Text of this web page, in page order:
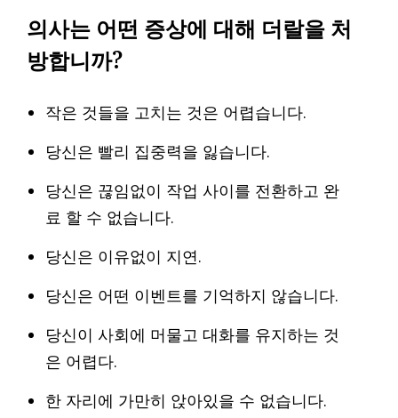
의사는 어떤 증상에 대해 더랄을 처
방합니까?
작은 것들을 고치는 것은 어렵습니다.
당신은 빨리 집중력을 잃습니다.
당신은 끊임없이 작업 사이를 전환하고 완
료 할 수 없습니다.
당신은 이유없이 지연.
당신은 어떤 이벤트를 기억하지 않습니다.
당신이 사회에 머물고 대화를 유지하는 것
은 어렵다.
한 자리에 가만히 앉아있을 수 없습니다.